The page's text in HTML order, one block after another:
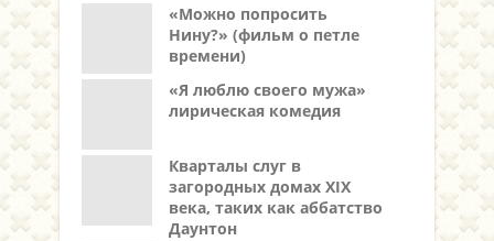
«Можно попросить
Нину?» (фильм о петле
времени)
«Я люблю своего мужа»
лирическая комедия
Кварталы слуг в
загородных домах XIX
века, таких как аббатство
Даунтон